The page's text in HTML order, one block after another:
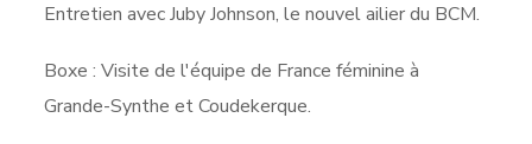
Entretien avec Juby Johnson, le nouvel ailier du BCM.
Boxe : Visite de l'équipe de France féminine à
Grande-Synthe et Coudekerque.